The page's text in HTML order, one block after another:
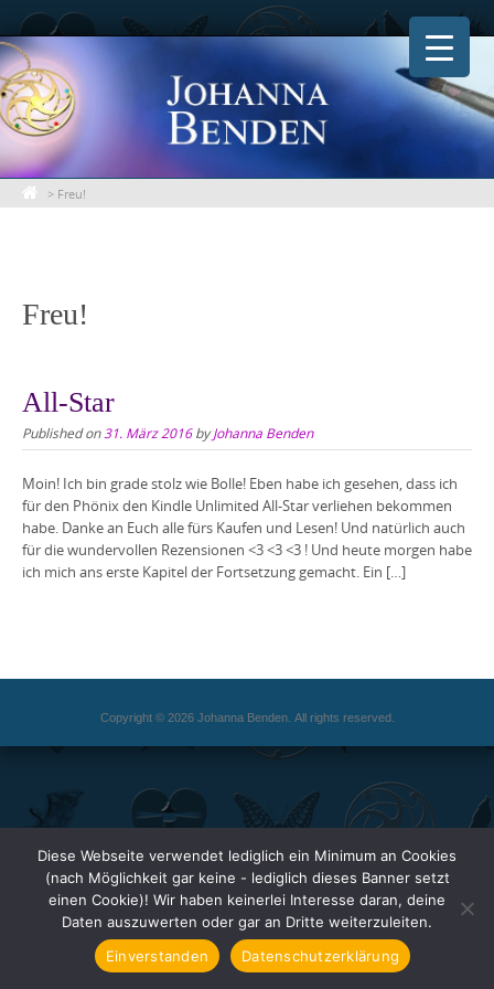
Skip
to
content
> Freu!
Freu!
All-Star
Published on 31. März 2016byJohanna Benden
Moin! Ich bin grade stolz wie Bolle! Eben habe ich gesehen, dass ich
für den Phönix den Kindle Unlimited All-Star verliehen bekommen
habe. Danke an Euch alle fürs Kaufen und Lesen! Und natürlich auch
für die wundervollen Rezensionen <3 <3 <3 ! Und heute morgen habe
ich mich ans erste Kapitel der Fortsetzung gemacht. Ein […]
Copyright © 2026 Johanna Benden. All rights reserved.
Diese Webseite verwendet lediglich ein Minimum an Cookies
(nach Möglichkeit gar keine - lediglich dieses Banner setzt
einen Cookie)! Wir haben keinerlei Interesse daran, deine
Daten auszuwerten oder gar an Dritte weiterzuleiten.
Einverstanden
Datenschutzerklärung